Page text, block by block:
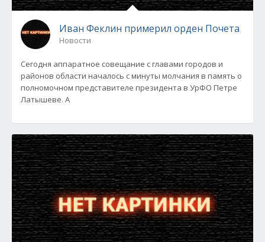
Иван Феклин примерил орден Почета
Новости
Сегодня аппаратное совещание с главами городов и
районов области началось с минуты молчания в память о
полномочном представителе президента в УрФО Петре
Латышеве. А